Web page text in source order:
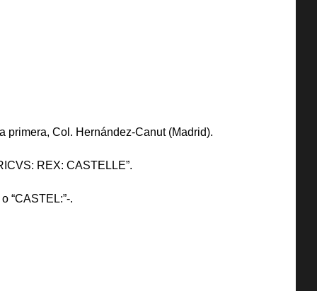
primera, Col. Hernández-Canut (Madrid).
REX: CASTELLE”.
“CASTEL:”-.